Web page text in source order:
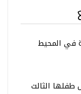
في المحيط
طفلها الثالث